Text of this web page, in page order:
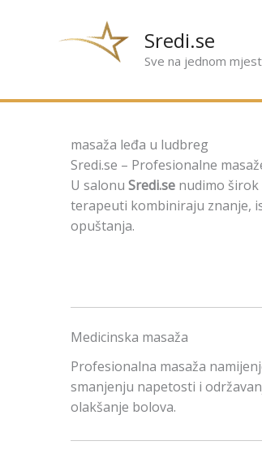
Sredi.se
Sve na jednom
masaža leđa u ludbreg
Sredi.se – Profesionalne
U salonu Sredi.se nudimo
terapeuti kombiniraju znanje,
opuštanja.
Medicinska masaža
Profesionalna masaža
smanjenju napetosti i
olakšanje bolova.